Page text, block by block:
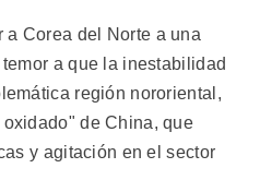
Corea del Norte a una
a que la inestabilidad
región nororiental,
de China, que
y agitación en el sector